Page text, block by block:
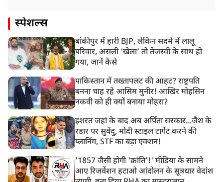
स्पेशल्स
बांकीपुर में हारी BJP, लेकिन सदमे में लालू
परिवार, असली ‘खेला’ तो तेजस्वी के साथ हो
गया, जानें कैसे
पाकिस्तान में तख्तापलट की आहट? राष्ट्रपति
बनना चाह रहे आसिम मुनीर! आखिर मोहसिन
नकवी को ही क्यों बनाया मोहरा?
इशरत जहां के बाद अब अर्पिता सरकार...जैश के
रडार पर सुवेंदु, मोदी स्टाइल टार्गेट करने की
प्लानिंग, STF का बड़ा एक्शन!
'1857 जैसी होगी 'क्रांति'!' मीडिया के सामने
आए रिजर्वेशन हटाओ आंदोलन के सूत्रधार वेदांश